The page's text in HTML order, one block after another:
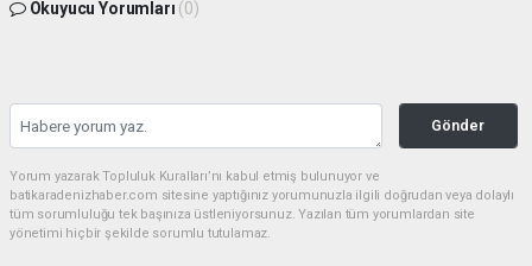
Okuyucu Yorumları (0)
Gönder
Yorum yazarak Topluluk Kuralları’nı kabul etmiş bulunuyor ve
batikaradenizhaber.com sitesine yaptığınız yorumunuzla ilgili doğrudan veya dolaylı
tüm sorumluluğu tek başınıza üstleniyorsunuz. Yazılan tüm yorumlardan site
yönetimi hiçbir şekilde sorumlu tutulamaz.